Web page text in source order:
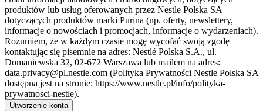
produktów lub usług oferowanych przez Nestle Polska SA
dotyczących produktów marki Purina (np. oferty, newslettery,
informacje o nowościach i promocjach, informacje o wydarzeniach).
Rozumiem, że w każdym czasie mogę wycofać swoją zgodę
kontaktując się pisemnie na adres: Nestlé Polska S.A., ul.
Domaniewska 32, 02-672 Warszawa lub mailem na adres:
data.privacy@pl.nestle.com (Polityka Prywatności Nestle Polska SA
dostępna jest na stronie: https://www.nestle.pl/info/polityka-
prywatnosci-nestle).
Utworzenie konta